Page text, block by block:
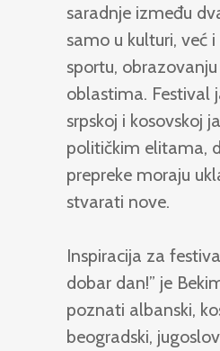
saradnje između
samo u kulturi, već i
sportu,
oblastima. Festival
srpskoj i kosovskoj
političkim elitama,
prepreke moraju
stvarati nove.
Inspiracija za
dobar dan!” je
poznati albanski,
beogradski,